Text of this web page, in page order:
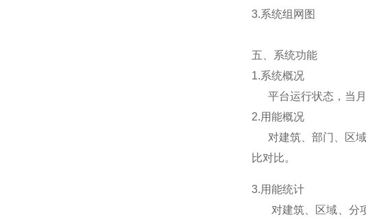
3.系统组网图
五、系统功能
1.系统概况
平台运行状态，当月
2.用能概况
对建筑、部门、区域
比对比。
3.用能统计
对建筑、区域、分项